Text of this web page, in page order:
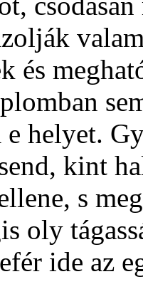
és
e helyet.
kint
s
oly
ide az